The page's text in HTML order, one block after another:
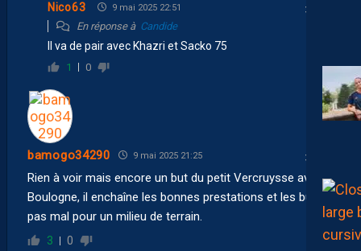
Nico63 9 mai 2025 22:51
En réponse à Candide
Il va de pair avec Khazri et Sacko 75
1 0
bamogo34290 9 mai 2025 21:25
Rien à voir mais encore un but du petit Vercruysse avec
Boulogne, il enchaîne les bonnes prestations et les buts,
pas mal pour un milieu de terrain.
3 0